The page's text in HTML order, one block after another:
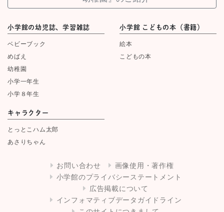
小学館の幼児誌、学習雑誌
ベビーブック
めばえ
幼稚園
小学一年生
小学８年生
小学館 こどもの本（書籍）
絵本
こどもの本
キャラクター
とっとこハム太郎
あさりちゃん
お問い合わせ
画像使用・著作権
小学館のプライバシーステートメント
広告掲載について
インフォマティブデータガイドライン